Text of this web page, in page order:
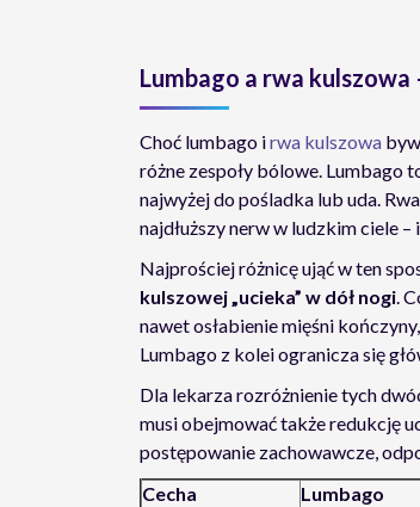
Lumbago a rwa kulszowa
Choć lumbago irwa kulszowa
różne zespoły bólowe. Lumbago
najwyżej do pośladka lub uda.
najdłuższy nerw w ludzkim ciele
Najprościej różnicę ująć w ten
kulszowej „ucieka” w dół nogi.
nawet osłabienie mięśni
Lumbago z kolei ogranicza się
Dla lekarza rozróżnienie tych
musi obejmować także redukcję
postępowanie zachowawcze,
Cecha
Lumbago